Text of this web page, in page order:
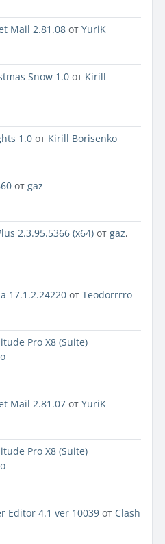
Mail 2.81.08 от YuriK
Snow 1.0 от Kirill
1.0 от Kirill Borisenko
от gaz
2.3.95.5366 (x64) от gaz,
17.1.2.24220 от Teodorrrro
Pro X8 (Suite)
Mail 2.81.07 от YuriK
Pro X8 (Suite)
Editor 4.1 ver 10039 от Clash